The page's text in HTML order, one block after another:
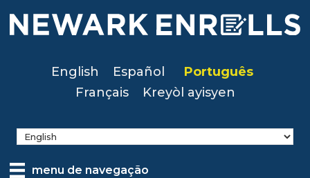
Skip
English Español
Português
Français
Kreyòl ayisyen
menu de navegação